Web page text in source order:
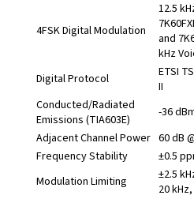
4FSK Digital Modulation
12.5
and
kHz
Digital Protocol
ETSI
II
Conducted/Radiated
Emissions (TIA603E)
-36
Adjacent Channel Power 60 dB
Frequency Stability
±0.5
Modulation Limiting
±2.5
20